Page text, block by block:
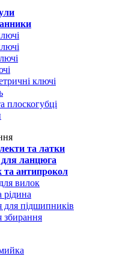
ключі
плоскогубці
та латки
ланцюга
та антипрокол
вилок
рідина
підшипників
збирання